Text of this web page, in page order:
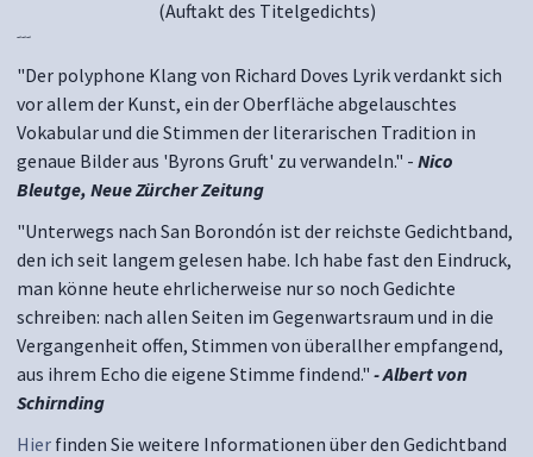
(Auftakt des Titelgedichts)
---
"Der polyphone Klang von Richard Doves Lyrik verdankt sich
vor allem der Kunst, ein der Oberfläche abgelauschtes
Vokabular und die Stimmen der literarischen Tradition in
genaue Bilder aus 'Byrons Gruft' zu verwandeln." - Nico
Bleutge, Neue Zürcher Zeitung
"Unterwegs nach San Borondón ist der reichste Gedichtband,
den ich seit langem gelesen habe. Ich habe fast den Eindruck,
man könne heute ehrlicherweise nur so noch Gedichte
schreiben: nach allen Seiten im Gegenwartsraum und in die
Vergangenheit offen, Stimmen von überallher empfangend,
aus ihrem Echo die eigene Stimme findend." - Albert von
Schirnding
Hier finden Sie weitere Informationen über den Gedichtband